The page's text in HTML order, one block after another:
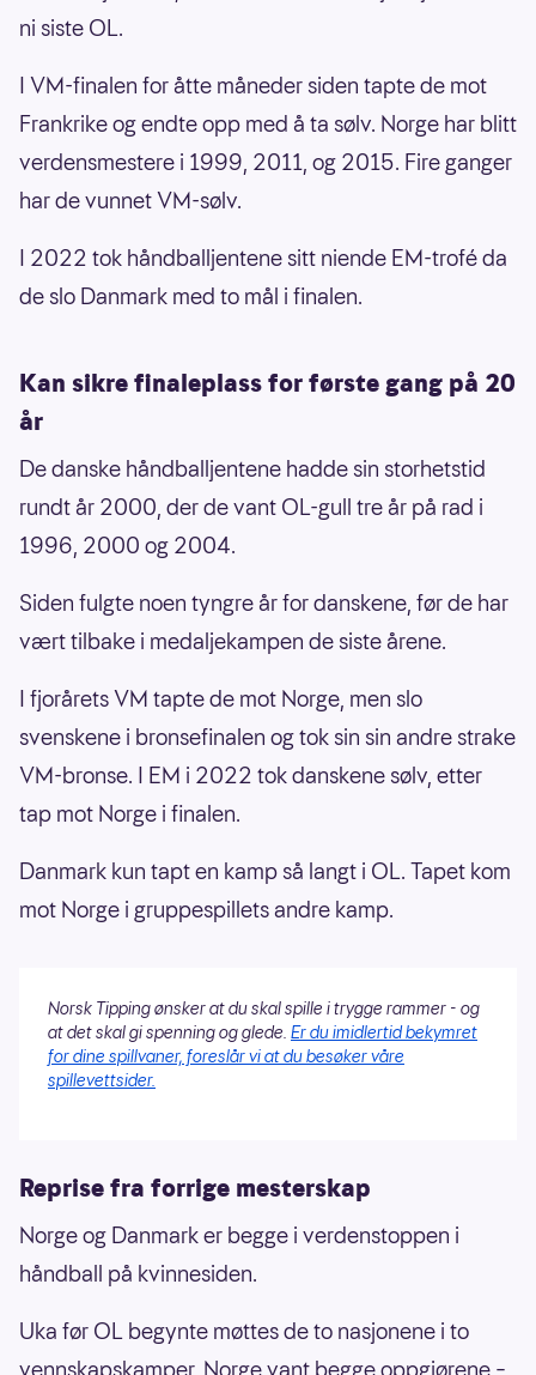
ni siste OL.
I VM-finalen for åtte måneder siden tapte de mot
Frankrike og endte opp med å ta sølv. Norge har blitt
verdensmestere i 1999, 2011, og 2015. Fire ganger
har de vunnet VM-sølv.
I 2022 tok håndballjentene sitt niende EM-trofé da
de slo Danmark med to mål i finalen.
Kan sikre finaleplass for første gang på 20
år
De danske håndballjentene hadde sin storhetstid
rundt år 2000, der de vant OL-gull tre år på rad i
1996, 2000 og 2004.
Siden fulgte noen tyngre år for danskene, før de har
vært tilbake i medaljekampen de siste årene.
I fjorårets VM tapte de mot Norge, men slo
svenskene i bronsefinalen og tok sin sin andre strake
VM-bronse. I EM i 2022 tok danskene sølv, etter
tap mot Norge i finalen.
Danmark kun tapt en kamp så langt i OL. Tapet kom
mot Norge i gruppespillets andre kamp.
Norsk Tipping ønsker at du skal spille i trygge rammer - og
at det skal gi spenning og glede. Er du imidlertid bekymret
for dine spillvaner, foreslår vi at du besøker våre
spillevettsider.
Reprise fra forrige mesterskap
Norge og Danmark er begge i verdenstoppen i
håndball på kvinnesiden.
Uka før OL begynte møttes de to nasjonene i to